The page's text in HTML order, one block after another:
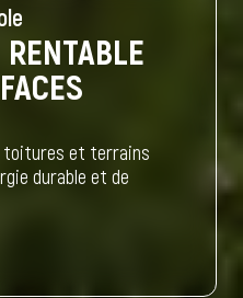
toitures et terrains
durable et de